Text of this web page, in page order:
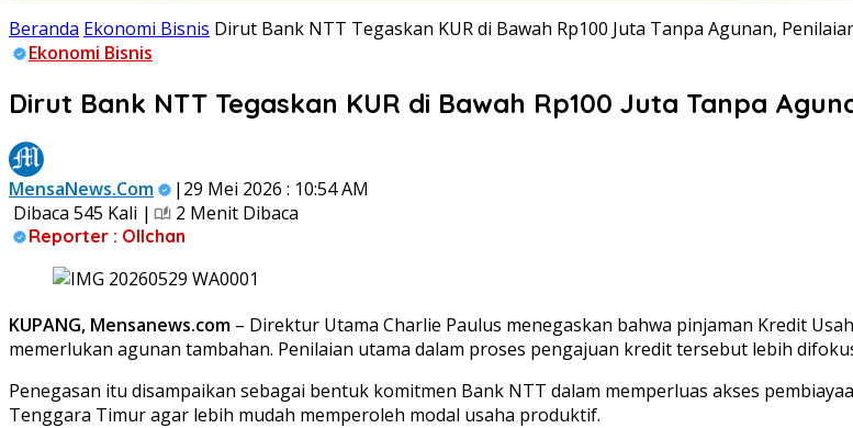
Beranda Ekonomi Bisnis Dirut Bank NTT Tegaskan KUR di Bawah Rp100 Juta Tanpa Agunan,
Ekonomi Bisnis
Dirut Bank NTT Tegaskan KUR di Bawah Rp100 Juta Tanpa
MensaNews.Com
|29 Mei 2026 : 10:54 AM
Dibaca 545 Kali |
2 Menit Dibaca
Reporter : Ollchan
KUPANG, Mensanews.com – Direktur Utama Charlie Paulus menegaskan bahwa pinjaman Kredit
memerlukan agunan tambahan. Penilaian utama dalam proses pengajuan kredit tersebut lebih
Penegasan itu disampaikan sebagai bentuk komitmen Bank NTT dalam memperluas akses
Tenggara Timur agar lebih mudah memperoleh modal usaha produktif.